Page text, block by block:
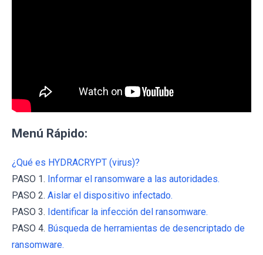
Menú Rápido:
¿Qué es HYDRACRYPT (virus)?
PASO 1. Informar el ransomware a las autoridades.
PASO 2. Aislar el dispositivo infectado.
PASO 3. Identificar la infección del ransomware.
PASO 4. Búsqueda de herramientas de desencriptado de
ransomware.